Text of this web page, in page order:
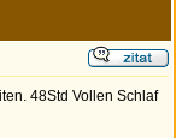
48Std Vollen Schlaf